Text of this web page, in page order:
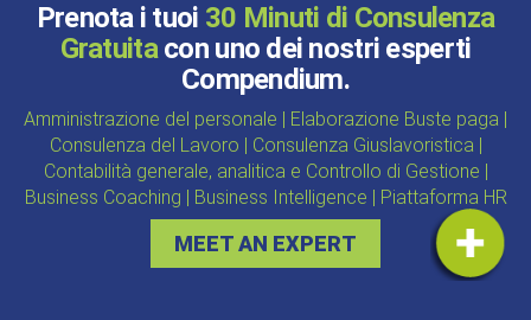
Prenota i tuoi 30 Minuti di Consulenza
Gratuitacon uno dei nostri esperti
Compendium.
Amministrazione del personale | Elaborazione Buste paga |
Consulenza del Lavoro | Consulenza Giuslavoristica |
Contabilità generale, analitica e Controllo di Gestione |
Business Coaching | Business Intelligence | Piattaforma HR
MEET AN EXPERT